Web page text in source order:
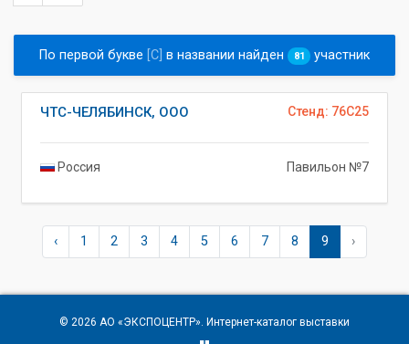
По первой букве [C] в названии найден 81 участник
Стенд: 76C25
ЧТС-ЧЕЛЯБИНСК, ООО
Россия Павильон №7
‹ 1 2 3 4 5 6 7 8 9 ›
© 2026 АО «ЭКСПОЦЕНТР». Интернет-каталог выставки